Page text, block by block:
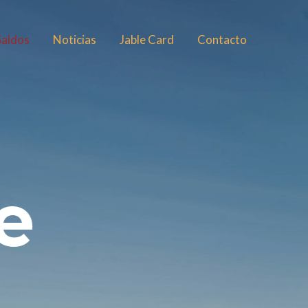
Noticias Jable Card Contacto